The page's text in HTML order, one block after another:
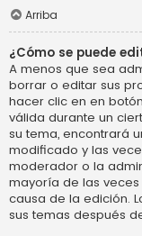
Arriba
¿Cómo se puede
A menos que sea
borrar o editar sus
hacer clic en en botón
válida durante un
su tema, encontrará
modificado y las
moderador o la
mayoría de las
causa de la edición.
sus temas después